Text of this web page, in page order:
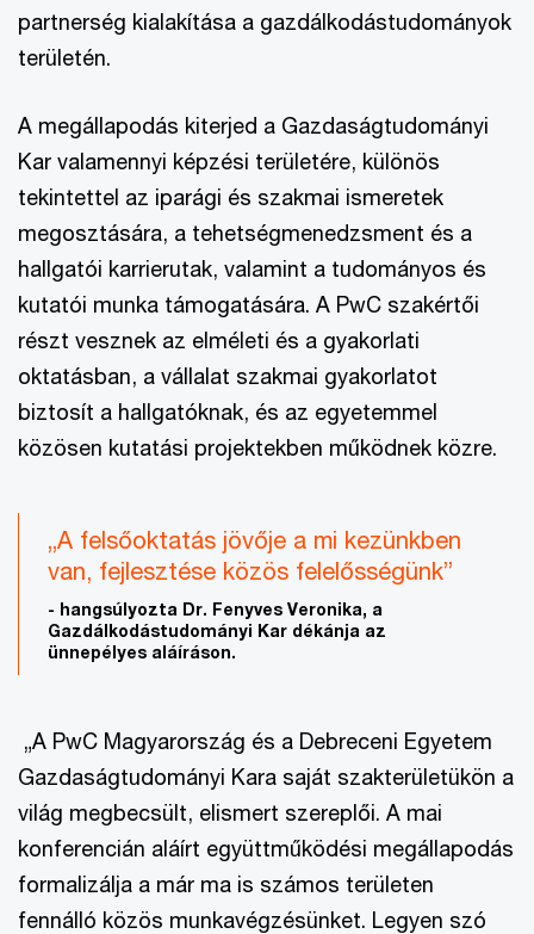
partnerség kialakítása a gazdálkodástudományok
területén.
A megállapodás kiterjed a Gazdaságtudományi
Kar valamennyi képzési területére, különös
tekintettel az iparági és szakmai ismeretek
megosztására, a tehetségmenedzsment és a
hallgatói karrierutak, valamint a tudományos és
kutatói munka támogatására. A PwC szakértői
részt vesznek az elméleti és a gyakorlati
oktatásban, a vállalat szakmai gyakorlatot
biztosít a hallgatóknak, és az egyetemmel
közösen kutatási projektekben működnek közre.
„A felsőoktatás jövője a mi kezünkben
van, fejlesztése közös felelősségünk”
- hangsúlyozta Dr. Fenyves Veronika, a
Gazdálkodástudományi Kar dékánja az
ünnepélyes aláíráson.
„A PwC Magyarország és a Debreceni Egyetem
Gazdaságtudományi Kara saját szakterületükön a
világ megbecsült, elismert szereplői. A mai
konferencián aláírt együttműködési megállapodás
formalizálja a már ma is számos területen
fennálló közös munkavégzésünket. Legyen szó